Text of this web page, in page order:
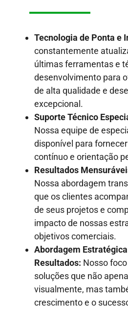
Tecnologia de Ponta e
constantemente
últimas ferramentas e
desenvolvimento para
de alta qualidade e
excepcional.
Suporte Técnico
Nossa equipe de
disponível para
contínuo e orientação
Resultados
Nossa abordagem
que os clientes
de seus projetos e
impacto de nossas
objetivos comerciais.
Abordagem
Resultados: Nosso
soluções que não
visualmente, mas
crescimento e o